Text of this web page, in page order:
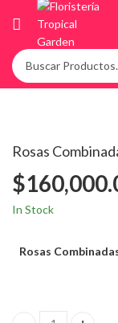
Rosas
$
In Stock
Rosas